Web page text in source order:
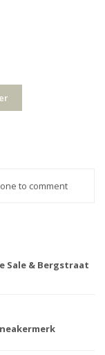
to comment
Sale & Bergstraat